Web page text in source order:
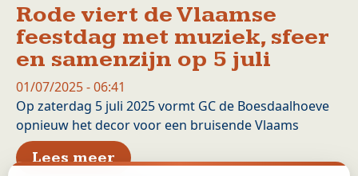
Rode viert de Vlaamse
feestdag met muziek, sfeer
en samenzijn op 5 juli
01/07/2025 - 06:41
Op zaterdag 5 juli 2025 vormt GC de Boesdaalhoeve
opnieuw het decor voor een bruisende Vlaams
Lees meerover Rode viert de Vlaamse